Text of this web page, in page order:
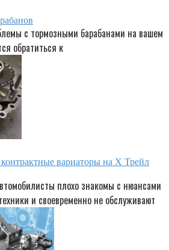
с тормозными барабанами на вашем
обратиться к
вариаторы на Х Трейл
плохо знакомы с нюансами
и своевременно не обслуживают